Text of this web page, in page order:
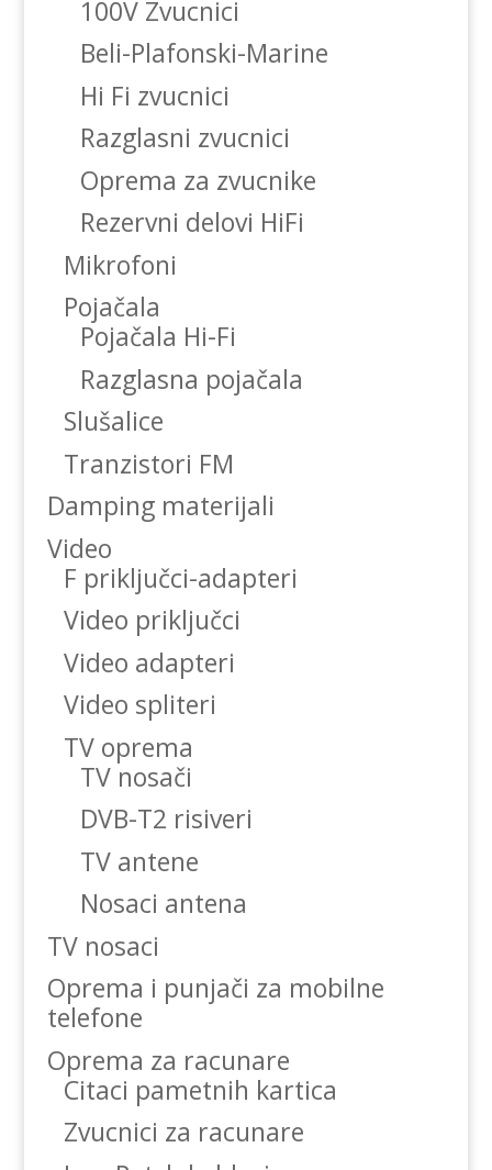
100V Zvucnici
Beli-Plafonski-Marine
Hi Fi zvucnici
Razglasni zvucnici
Oprema za zvucnike
Rezervni delovi HiFi
Mikrofoni
Pojačala
Pojačala Hi-Fi
Razglasna pojačala
Slušalice
Tranzistori FM
Damping materijali
Video
F priključci-adapteri
Video priključci
Video adapteri
Video spliteri
TV oprema
TV nosači
DVB-T2 risiveri
TV antene
Nosaci antena
TV nosaci
Oprema i punjači za mobilne
telefone
Oprema za racunare
Citaci pametnih kartica
Zvucnici za racunare